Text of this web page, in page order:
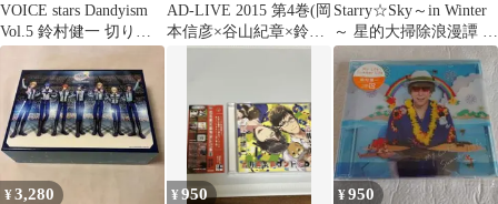
VOICE stars Dandyism
Vol.5 鈴村健一 切り抜
き
AD-LIVE 2015 第4巻(岡
本信彦×谷山紀章×鈴村
健一)〈2枚組〉
Starry☆Sky～in Winter
～ 星的大掃除浪漫譚 ド
ラマCD 限定版
¥3,280 ¥950 ¥950